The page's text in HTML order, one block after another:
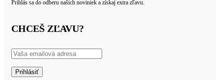
Prihlás sa do odberu našich noviniek a získaj extra zľavu.
CHCEŠ ZĽAVU?